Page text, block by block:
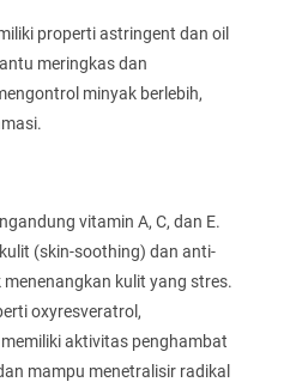
properti astringent dan oil
meringkas dan
minyak berlebih,
vitamin A, C, dan E.
(skin-soothing) dan anti-
kulit yang stres.
oxyresveratrol,
aktivitas penghambat
mampu menetralisir radikal